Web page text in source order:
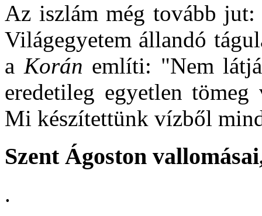
Az iszlám még tovább
Világegyetem állandó
a Korán említi: "Nem
eredetileg egyetlen
Mi készítettünk vízből
Szent Ágoston
.